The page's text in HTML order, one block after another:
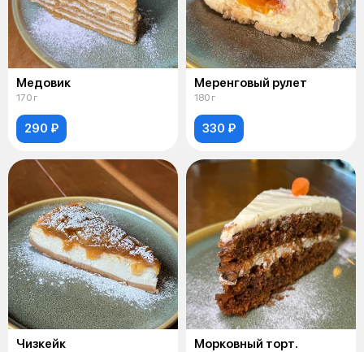
Медовик
170 г
290 ₽
Меренговый рулет
180 г
330 ₽
Чизкейк Морковный торт.